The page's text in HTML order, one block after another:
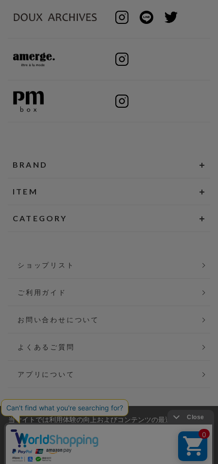
BRAND
ITEM
CATEGORY
ショップリスト
ご利用ガイド
お問い合わせについて
よくあるご質問
アプリについて
会社概要
ご利用規約
当サイトでは利用体験の向上およびコンテンツの最適な提供、ト
ラフィックの分析を目的としてCookieを使用しています。
サイトの閲覧を継続された場合、Cookieの利用に同意したことも
のといたします。
詳細については
をご確認ください。